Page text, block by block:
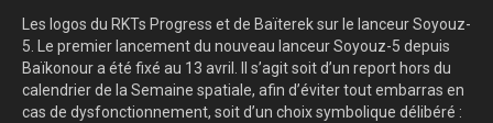
Les logos du RKTs Progress et de Baïterek sur le lanceur Soyouz-
5. Le premier lancement du nouveau lanceur Soyouz-5 depuis
Baïkonour a été fixé au 13 avril. Il s’agit soit d’un report hors du
calendrier de la Semaine spatiale, afin d’éviter tout embarras en
cas de dysfonctionnement, soit d’un choix symbolique délibéré :